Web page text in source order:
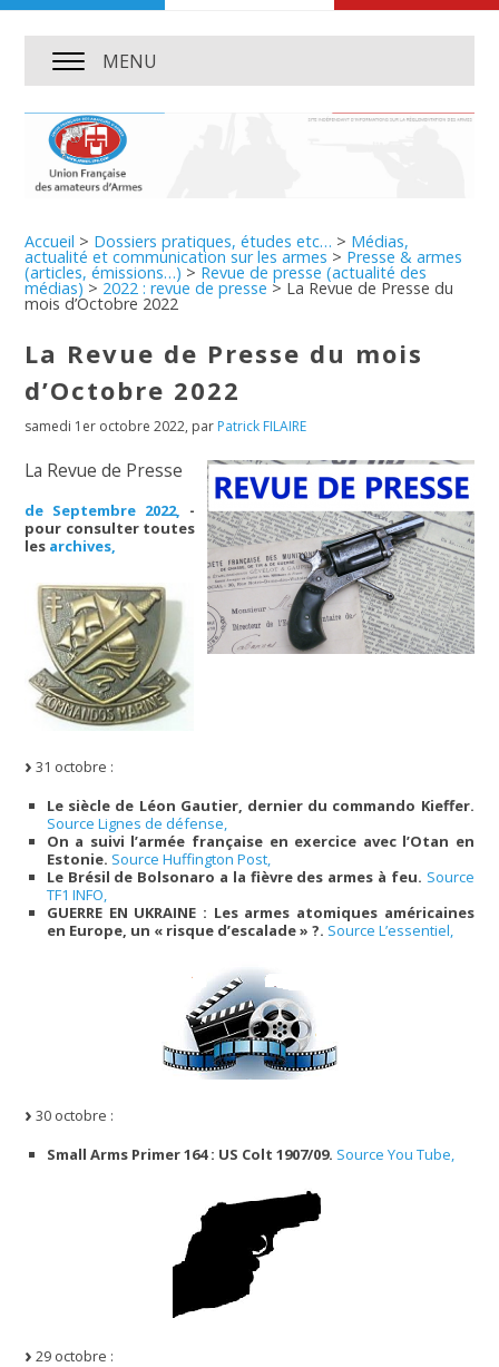
MENU
Accueil > Dossiers pratiques, études etc… > Médias,
actualité et communication sur les armes > Presse & armes
(articles, émissions…) > Revue de presse (actualité des
médias)> 2022 : revue de presse > La Revue de Presse du
mois d’Octobre 2022
La Revue de Presse du mois
d’Octobre 2022
samedi 1er octobre 2022, par Patrick FILAIRE
La Revue de Presse
de Septembre 2022, -
pour consulter toutes
les archives,
31 octobre :
Le siècle de Léon Gautier, dernier du commando Kieffer.
Source Lignes de défense,
On a suivi l’armée française en exercice avec l’Otan en
Estonie. Source Huffington Post,
Le Brésil de Bolsonaro a la fièvre des armes à feu. Source
TF1 INFO,
GUERRE EN UKRAINE : Les armes atomiques américaines
en Europe, un « risque d’escalade » ?. Source L’essentiel,
30 octobre :
Small Arms Primer 164 : US Colt 1907/09. Source You Tube,
29 octobre :